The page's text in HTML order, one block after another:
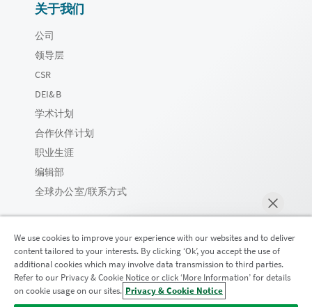
马上聊天
关于我们
公司
领导层
CSR
DEI&B
学术计划
合作伙伴计划
职业生涯
编辑部
全球办公室/联系方式
Qlik 社区
法律协议 产品条款 Legal Policies 法律条规
We use cookies to improve your experience with our websites and to deliver
content tailored to your interests. By clicking ‘Ok’, you accept the use of
additional cookies which may involve data transmission to third parties.
Refer to our Privacy & Cookie Notice or click ‘More Information’ for details
on cookie usage on our sites. Privacy & Cookie Notice